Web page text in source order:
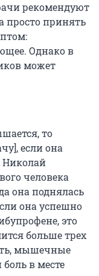
рекомендуют
просто принять
Однако в
может
то
если она
Николай
человека
она поднялась
она успешно
это
больше трех
мышечные
в месте